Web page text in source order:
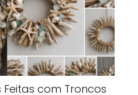
com Troncos